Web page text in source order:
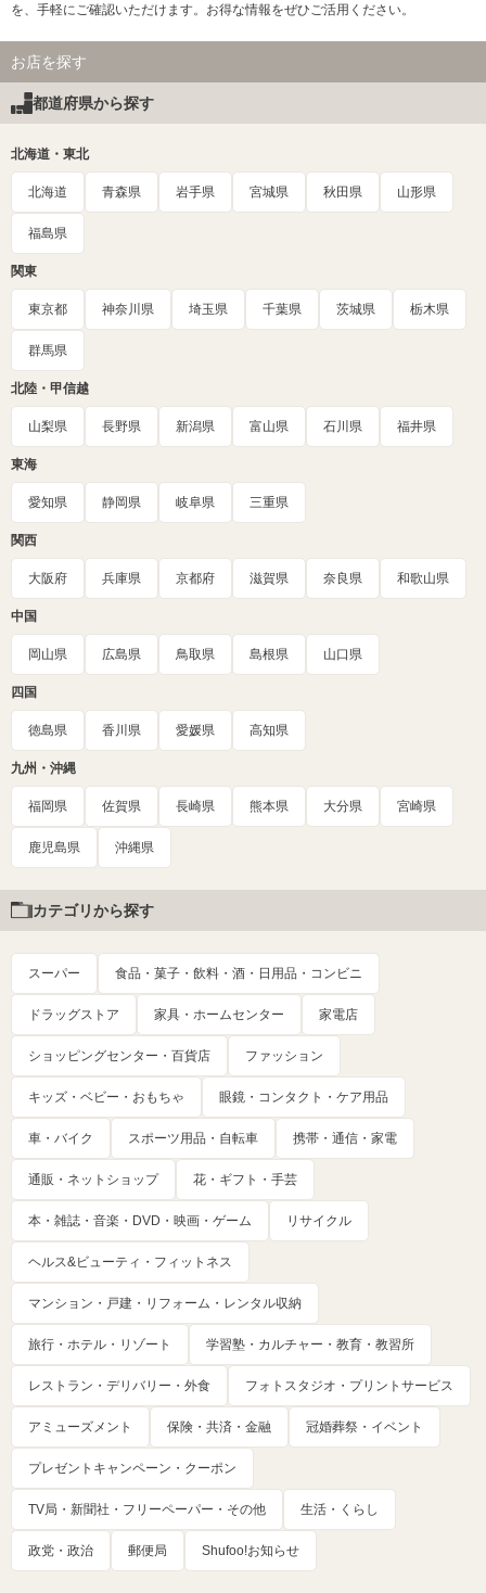
を、手軽にご確認いただけます。お得な情報をぜひご活用ください。
お店を探す
都道府県から探す
北海道・東北
北海道 青森県 岩手県 宮城県 秋田県 山形県
福島県
関東
東京都 神奈川県 埼玉県 千葉県 茨城県 栃木県
群馬県
北陸・甲信越
山梨県 長野県 新潟県 富山県 石川県 福井県
東海
愛知県 静岡県 岐阜県 三重県
関西
大阪府 兵庫県 京都府 滋賀県 奈良県 和歌山県
中国
岡山県 広島県 鳥取県 島根県 山口県
四国
徳島県 香川県 愛媛県 高知県
九州・沖縄
福岡県 佐賀県 長崎県 熊本県 大分県 宮崎県
鹿児島県 沖縄県
カテゴリから探す
スーパー 食品・菓子・飲料・酒・日用品・コンビニ
ドラッグストア 家具・ホームセンター 家電店
ショッピングセンター・百貨店 ファッション
キッズ・ベビー・おもちゃ 眼鏡・コンタクト・ケア用品
車・バイク スポーツ用品・自転車 携帯・通信・家電
通販・ネットショップ 花・ギフト・手芸
本・雑誌・音楽・DVD・映画・ゲーム リサイクル
ヘルス&ビューティ・フィットネス
マンション・戸建・リフォーム・レンタル収納
旅行・ホテル・リゾート 学習塾・カルチャー・教育・教習所
レストラン・デリバリー・外食 フォトスタジオ・プリントサービス
アミューズメント 保険・共済・金融 冠婚葬祭・イベント
プレゼントキャンペーン・クーポン
TV局・新聞社・フリーペーパー・その他 生活・くらし
政党・政治 郵便局 Shufoo!お知らせ